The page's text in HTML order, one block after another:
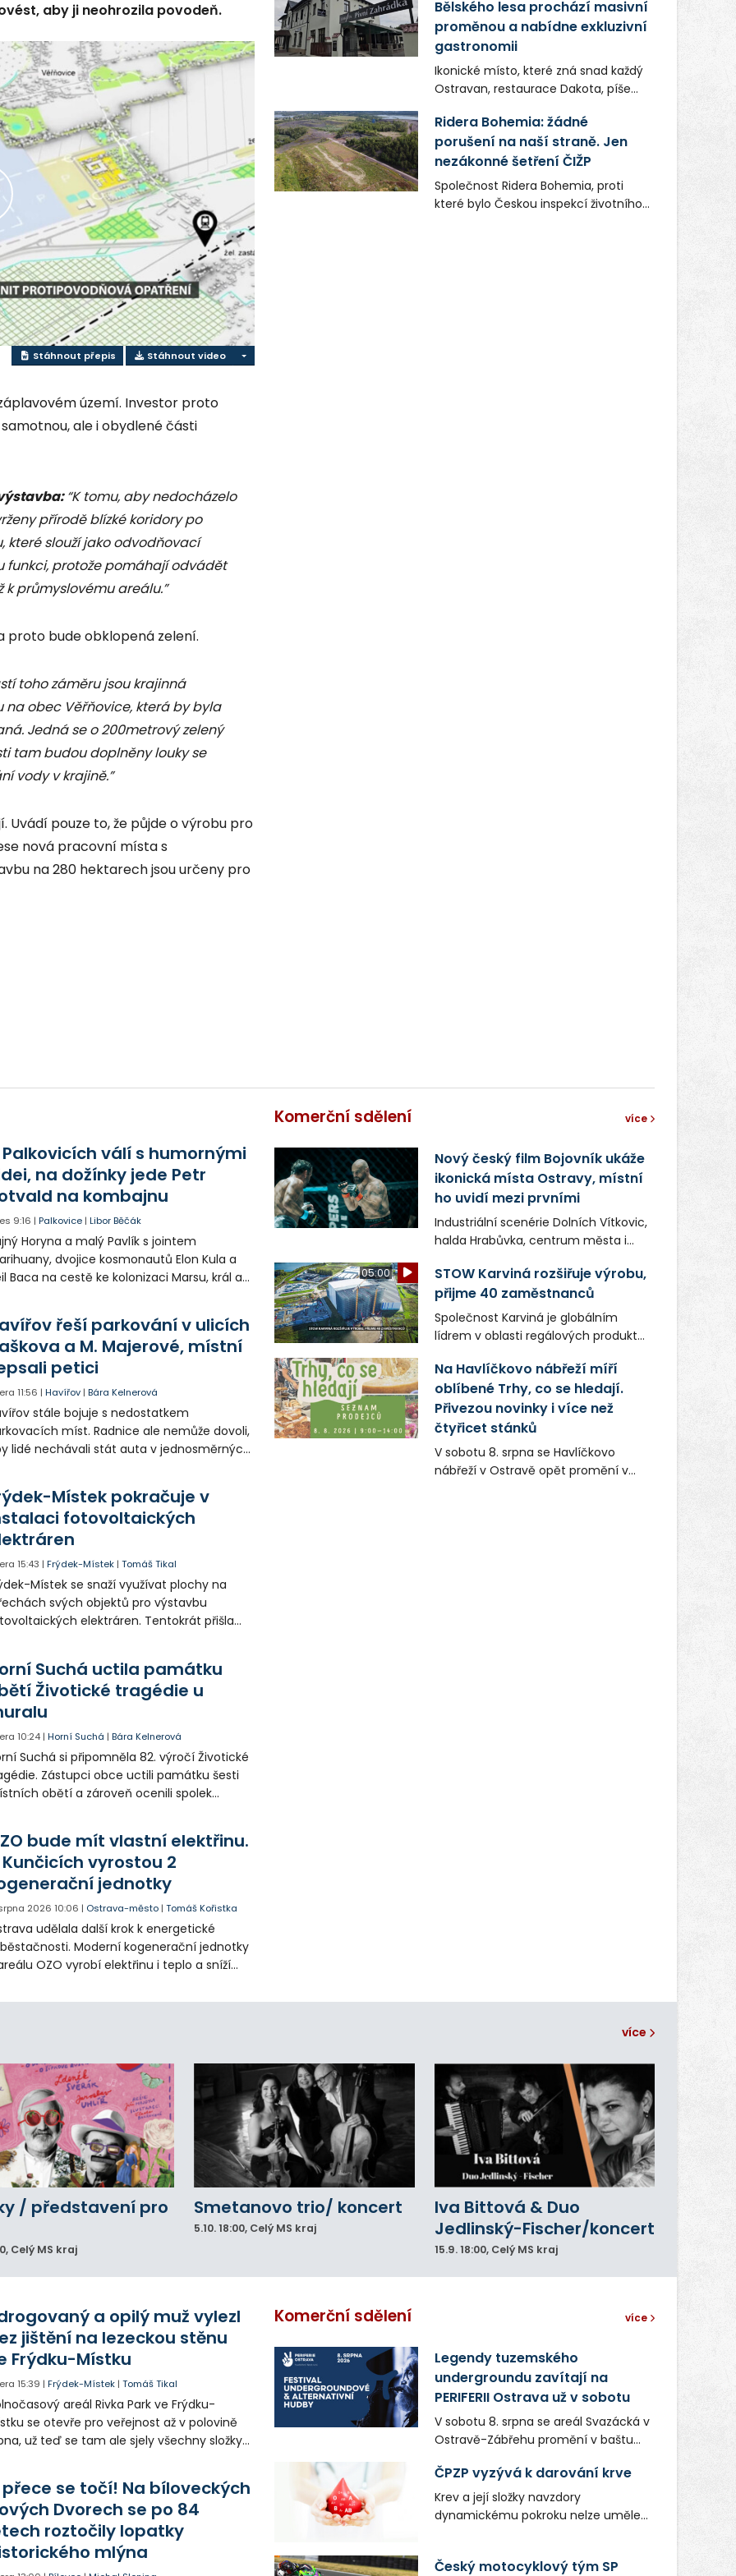
aby ji neohrozila povodeň.
Stáhnout přepis Stáhnout video
území. Investor proto
ale i obydlené části
“K tomu, aby nedocházelo
přírodě blízké koridory po
které slouží jako odvodňovací
funkci, protože pomáhají odvádět
průmyslovému areálu.”
proto bude obklopená zelení.
toho záměru jsou krajinná
obec Věřňovice, která by byla
Jedná se o 200metrový zelený
tam budou doplněny louky se
vody v krajině.”
pouze to, že půjde o výrobu pro
nová pracovní místa s
na 280 hektarech jsou určeny pro
Bělského lesa prochází masivní
proměnou a nabídne exkluzivní
gastronomii
Ikonické místo, které zná snad každý
Ostravan, restaurace Dakota, píše
společnost Dang Investment Group
s.r.o. investuje do projektu přes 50
milionů korun. Cílem je přinést
Ostravě dva špičkové gastronomické
koncepty, které v regionu dosud
chyběly, luxusní středomořskou
Ridera Bohemia: žádné
porušení na naší straně. Jen
nezákonné šetření ČIŽP
Společnost Ridera Bohemia, proti
které bylo Českou inspekcí životního
Palkovicích válí s humornými
na dožínky jede Petr
na kombajnu
9:16 |Palkovice |Libor Běčák
Horyna a malý Pavlík s jointem
dvojice kosmonautů Elon Kula a
Baca na cestě ke kolonizaci Marsu, král a
a místostarosta David Kula.
řeší parkování v ulicích
a M. Majerové, místní
petici
11:56 |Havířov |Bára Kelnerová
stále bojuje s nedostatkem
míst. Radnice ale nemůže dovoli,
lidé nechávali stát auta v jednosměrných
někteří obyvatelé rozhodli sepsat petici.
Místek pokračuje v
fotovoltaických
15:43 |Frýdek-Místek |Tomáš Tikal
Místek se snaží využívat plochy na
svých objektů pro výstavbu
elektráren. Tentokrát přišla
Suchá uctila památku
Životické tragédie u
10:24 |Horní Suchá |Bára Kelnerová
Suchá si připomněla 82. výročí Životické
Zástupci obce uctili památku šesti
obětí a zároveň ocenili spolek
bude mít vlastní elektřinu.
Kunčicích vyrostou 2
jednotky
2026 10:06 | Ostrava-město |Tomáš Kořistka
udělala další krok k energetické
Moderní kogenerační jednotky
OZO vyrobí elektřinu i teplo a sníží
přímo v Kunčicích.
Komerční sdělení více
Nový český film Bojovník ukáže
ikonická místa Ostravy, místní
ho uvidí mezi prvními
Industriální scenérie Dolních Vítkovic,
halda Hrabůvka, centrum města i
v novém filmu Bojovník, který vstoupí
do kin už 13. srpna. Režiséři Vojtěch
Frič a Tomáš Dianiška si
moravskoslezskou metropoli
nevybrali náhodou – její syrová
atmosféra se stala přirozenou
součástí příběhu bývalého
boxerského šampiona Hoffa (Milan
Ondrík), jenž se po letech vrací do
světa vrcholových zápasů, tentokrát
v MMA.
05:00
STOW Karviná rozšiřuje výrobu,
přijme 40 zaměstnanců
Společnost Karviná je globálním
lídrem v oblasti regálových produktů
zaměstnavatelem na Karvinsku a
firmou s obrovským potenciálem.
Na Havlíčkovo nábřeží míří
oblíbené Trhy, co se hledají.
Přivezou novinky i více než
čtyřicet stánků
V sobotu 8. srpna se Havlíčkovo
nábřeží v Ostravě opět promění v
více
/ představení pro
, Celý MS kraj
Smetanovo trio/ koncert
5.10.18:00, Celý MS kraj
Iva Bittová & Duo
Jedlinský-Fischer/koncert
15.9. 18:00, Celý MS kraj
a opilý muž vylezl
jištění na lezeckou stěnu
Frýdku-Místku
15:39 |Frýdek-Místek |Tomáš Tikal
areál Rivka Park ve Frýdku-
se otevře pro veřejnost až v polovině
už teď se tam ale sjely všechny složky
Vyšplhal na lezeckou stěnu a nemohl
přece se točí! Na bíloveckých
Dvorech se po 84
roztočily lopatky
mlýna
Komerční sdělení více
Legendy tuzemského
undergroundu zavítají na
PERIFERII Ostrava už v sobotu
V sobotu 8. srpna se areál Svazácká v
Ostravě-Zábřehu promění v baštu
hudby. Uskuteční se zde totiž první
ročník festivalu PERIFERIE Ostrava.
Brány areálu se otevřou půlhodinu po
Vstupenky v ceně 450 Kč jsou v
ČPZP vyzývá k darování krve
Krev a její složky navzdory
dynamickému pokroku nelze uměle
nenahraditelnou tělní tekutinu
Český motocyklový tým SP